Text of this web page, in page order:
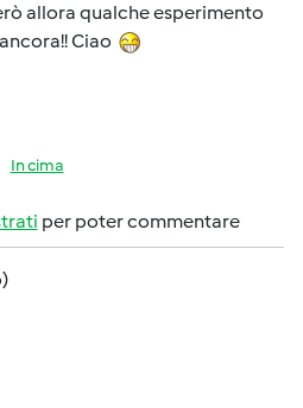
allora qualche esperimento
Ciao
In cima
per poter commentare